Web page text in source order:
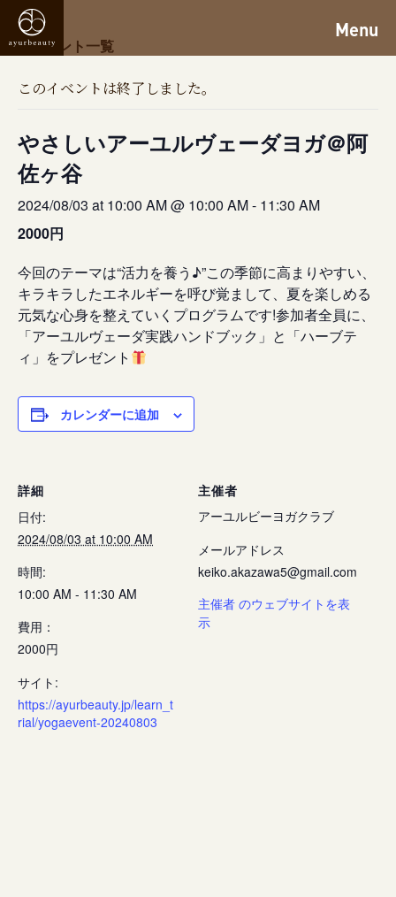
Menu
« イベント一覧
このイベントは終了しました。
やさしいアーユルヴェーダヨガ＠阿
佐ヶ谷
2024/08/03 at 10:00 AM @ 10:00 AM- 11:30 AM
2000円
今回のテーマは“活力を養う♪”この季節に高まりやすい、
キラキラしたエネルギーを呼び覚まして、夏を楽しめる
元気な心身を整えていくプログラムです!参加者全員に、
「アーユルヴェーダ実践ハンドブック」と「ハーブテ
ィ」をプレゼント
カレンダーに追加
詳細
日付:
2024/08/03 at 10:00 AM
時間:
10:00 AM - 11:30 AM
費用：
2000円
サイト:
https://ayurbeauty.jp/learn_t
rial/yogaevent-20240803
主催者
アーユルビーヨガクラブ
メールアドレス
keiko.akazawa5@gmail.com
主催者 のウェブサイトを表
示